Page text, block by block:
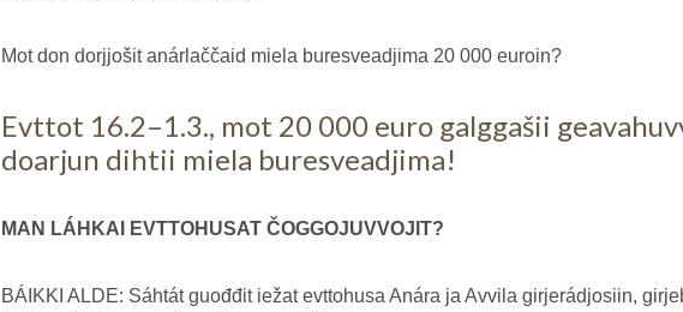
Mot don dorjjošit anárlaččaid miela buresveadjima 20 000 euroin?
Evttot 16.2–1.3., mot 20 000 euro galggašii
doarjun dihtii miela buresveadjima!
MAN LÁHKAI EVTTOHUSAT ČOGGOJUVVOJIT?
BÁIKKI ALDE: Sáhtát guođđit iežat evttohusa Anára ja Avvila girjerádjosiin,